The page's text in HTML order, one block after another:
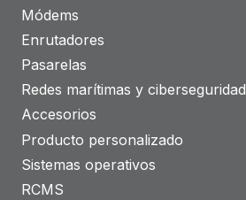
Módems
Enrutadores
Pasarelas
Redes marítimas y ciberseguridad
Accesorios
Producto personalizado
Sistemas operativos
RCMS